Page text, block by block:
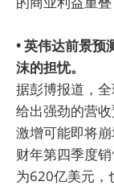
• 英伟达前景预
沫的担忧。
据彭博报道，
给出强劲的营
激增可能即将
财年第四季度
为620亿美元，